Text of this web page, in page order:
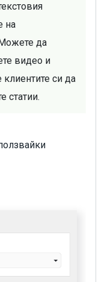
на
да
видео и
си да
статии.